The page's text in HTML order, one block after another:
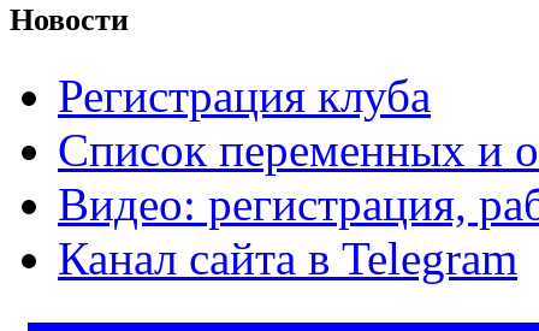
Новости
Регистрация клуба
Список переменных и
Видео: регистрация,
Канал сайта в Telegram